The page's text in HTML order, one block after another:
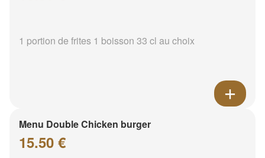
1 portion de frites 1 boisson 33 cl au choix
Menu Double Chicken burger
15.50 €